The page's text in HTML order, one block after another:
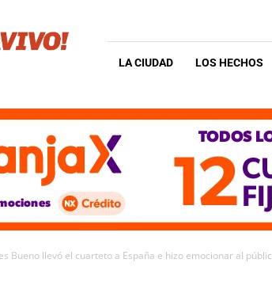
LA CIUDAD LOS HECHOS
Bueno llevó el cuarteto a España e hizo emocionar al